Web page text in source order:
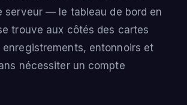
serveur — le tableau de bord en
trouve aux côtés des cartes
enregistrements, entonnoirs et
nécessiter un compte